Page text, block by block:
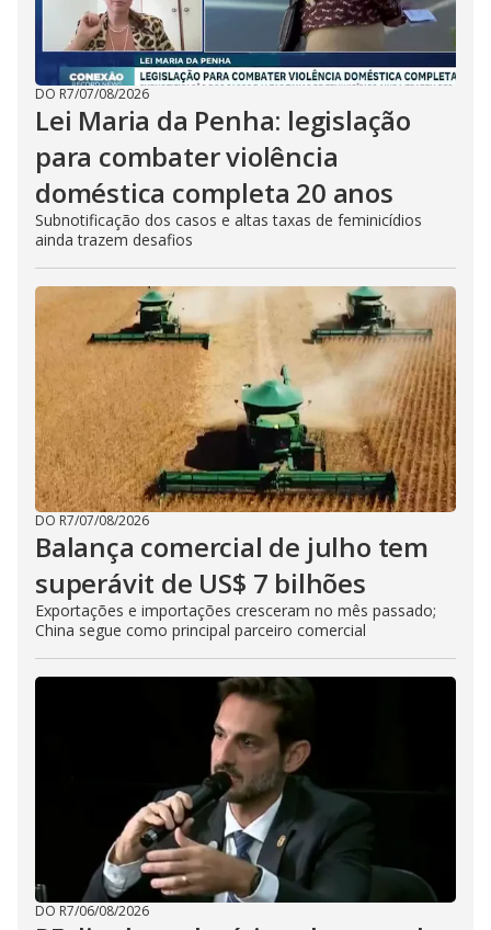
DO R7/07/08/2026
Lei Maria da Penha: legislação
para combater violência
doméstica completa 20 anos
Subnotificação dos casos e altas taxas de feminicídios
ainda trazem desafios
DO R7/07/08/2026
Balança comercial de julho tem
superávit de US$ 7 bilhões
Exportações e importações cresceram no mês passado;
China segue como principal parceiro comercial
DO R7/06/08/2026